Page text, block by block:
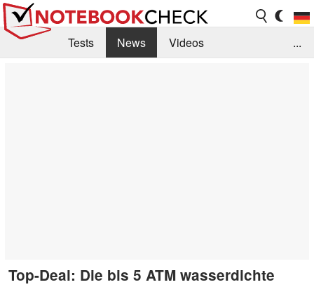
Tests News
Videos
...
Top-Deal: Die bis 5 ATM wasserdichte